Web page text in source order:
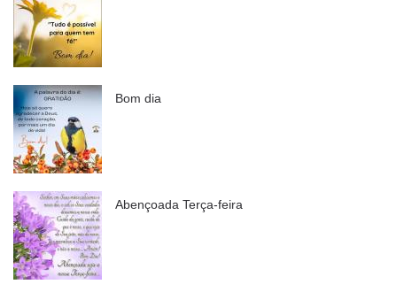
Bom dia
Abençoada Terça-feira